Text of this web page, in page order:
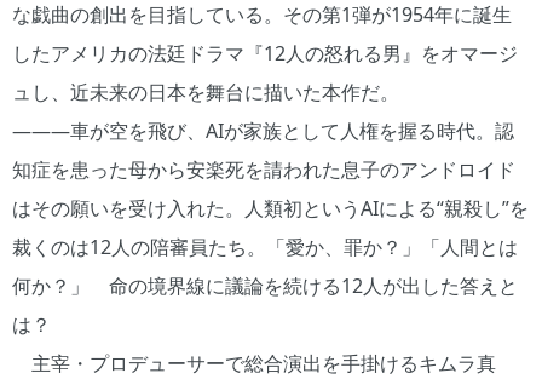
な戯曲の創出を目指している。その第1弾が1954年に誕生
したアメリカの法廷ドラマ『12人の怒れる男』をオマージ
ュし、近未来の日本を舞台に描いた本作だ。
―――車が空を飛び、AIが家族として人権を握る時代。認
知症を患った母から安楽死を請われた息子のアンドロイド
はその願いを受け入れた。人類初というAIによる“親殺し”を
裁くのは12人の陪審員たち。「愛か、罪か？」「人間とは
何か？」 命の境界線に議論を続ける12人が出した答えと
は？
主宰・プロデューサーで総合演出を手掛けるキムラ真